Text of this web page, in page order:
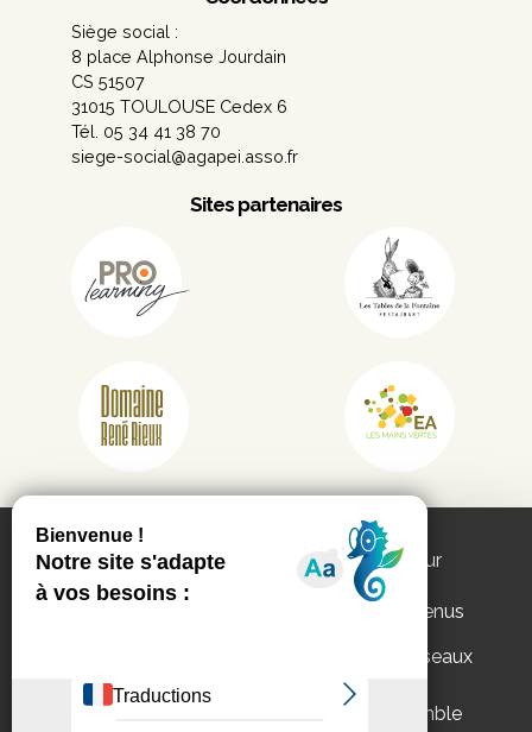
Siège social :
8 place Alphonse Jourdain
CS 51507
31015 TOULOUSE Cedex 6
Tél. 05 34 41 38 70
siege-social@agapei.asso.fr
Sites partenaires
Mentions légales
Politique de
confidentialité
Ce site utilise les services de partenaires pour
vous proposer :
des vidéos, des publications et des contenus
des fonctionnalités de partage sur les réseaux
sociaux.
Vous pouvez
refuser
l’ensemble